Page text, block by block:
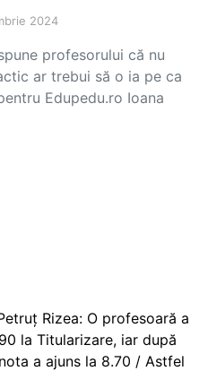
2024
profesorului că nu
ar trebui să o ia pe ca
Edupedu.ro Ioana
Rizea: O profesoară a
la Titularizare, iar după
a ajuns la 8.70 / Astfel